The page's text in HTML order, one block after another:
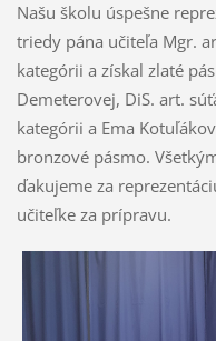
Našu školu úspešne
triedy pána učiteľa Mgr.
kategórii a získal zlaté
Demeterovej, DiS. art.
kategórii a Ema
bronzové pásmo.
ďakujeme za
učiteľke za prípravu.